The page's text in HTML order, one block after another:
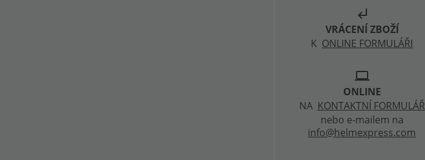
subdirectory_arrow_left
VRÁCENÍ ZBOŽÍ
K ONLINE FORMULÁŘI
laptop
ONLINE
NA KONTAKTNÍ FORMULÁŘ
nebo e-mailem na
info@helmexpress.com